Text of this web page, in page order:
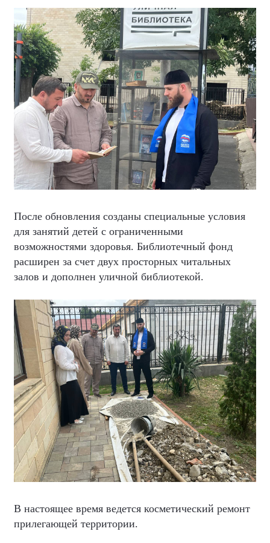
После обновления созданы специальные условия
для занятий детей с ограниченными
возможностями здоровья. Библиотечный фонд
расширен за счет двух просторных читальных
залов и дополнен уличной библиотекой.
В настоящее время ведется косметический ремонт
прилегающей территории.